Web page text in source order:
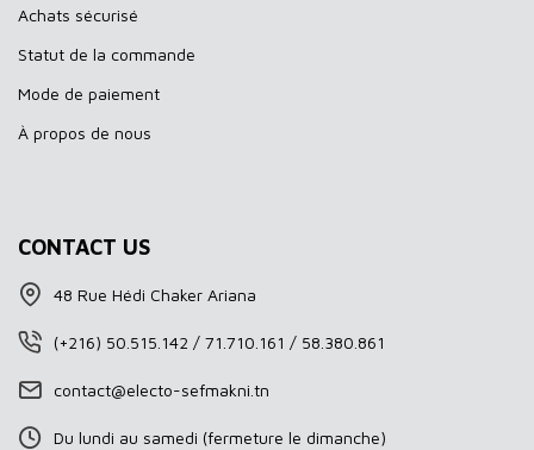
Achats sécurisé
Statut de la commande
Mode de paiement
À propos de nous
CONTACT US
48 Rue Hédi Chaker Ariana
(+216) 50.515.142 / 71.710.161 / 58.380.861
contact@electo-sefmakni.tn
Du lundi au samedi (fermeture le dimanche)